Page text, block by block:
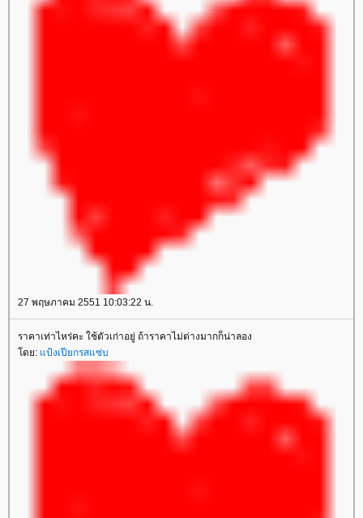
27 พฤษภาคม 2551 10:03:22 น.
ราคาเท่าไหร่คะ ใช้ตัวเก่าอยู่ ถ้าราคาไม่ต่างมากก็น่าลอง
ดย: ป้งเปียกรสแซ่บ